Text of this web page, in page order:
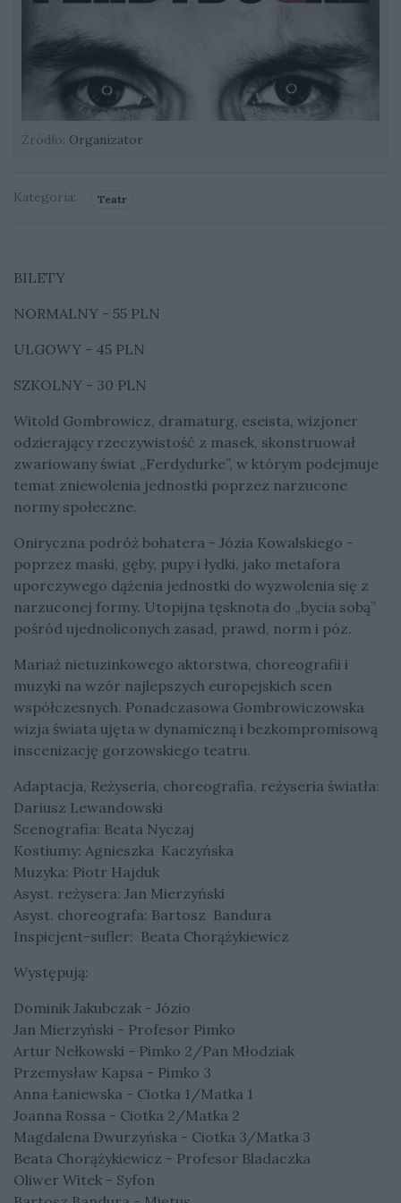
Źródło: Organizator
Kategoria: Teatr
BILETY
NORMALNY - 55 PLN
ULGOWY - 45 PLN
SZKOLNY - 30 PLN
Witold Gombrowicz, dramaturg, eseista, wizjoner
odzierający rzeczywistość z masek, skonstruował
zwariowany świat „Ferdydurke”, w którym podejmuje
temat zniewolenia jednostki poprzez narzucone
normy społeczne.
Oniryczna podróż bohatera - Józia Kowalskiego -
poprzez maski, gęby, pupy i łydki, jako metafora
uporczywego dążenia jednostki do wyzwolenia się z
narzuconej formy. Utopijna tęsknota do „bycia sobą”
pośród ujednoliconych zasad, prawd, norm i póz.
Mariaż nietuzinkowego aktorstwa, choreografii i
muzyki na wzór najlepszych europejskich scen
współczesnych. Ponadczasowa Gombrowiczowska
wizja świata ujęta w dynamiczną i bezkompromisową
inscenizację gorzowskiego teatru.
Adaptacja, Reżyseria, choreografia, reżyseria światła:
Dariusz Lewandowski
Scenografia: Beata Nyczaj
Kostiumy: Agnieszka Kaczyńska
Muzyka: Piotr Hajduk
Asyst. reżysera: Jan Mierzyński
Asyst. choreografa: Bartosz Bandura
Inspicjent-sufler: Beata Chorążykiewicz
Występują:
Dominik Jakubczak - Józio
Jan Mierzyński - Profesor Pimko
Artur Nełkowski - Pimko 2/Pan Młodziak
Przemysław Kapsa - Pimko 3
Anna Łaniewska - Ciotka 1/Matka 1
Joanna Rossa - Ciotka 2/Matka 2
Magdalena Dwurzyńska - Ciotka 3/Matka 3
Beata Chorążykiewicz - Profesor Bladaczka
Oliwer Witek - Syfon